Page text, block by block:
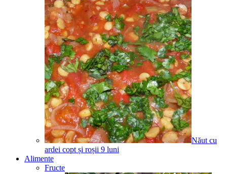
Năut cu
ardei copt și roșii 9 luni
Alimente
Fructe